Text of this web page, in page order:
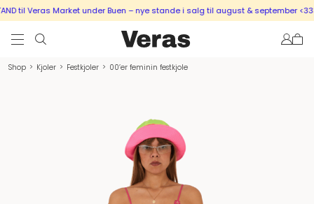
til Veras Market under Buen – nye stande i salg til august & september <333
Shop > Kjoler > Festkjoler > 00’er feminin festkjole